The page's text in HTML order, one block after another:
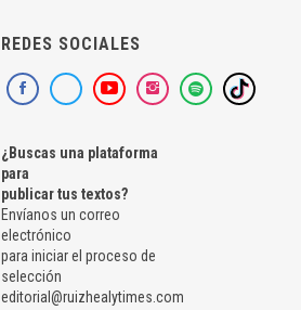
REDES SOCIALES
¿Buscas una plataforma
para
publicar tus textos?
Envíanos un correo
electrónico
para iniciar el proceso de
selección
editorial@ruizhealytimes.com